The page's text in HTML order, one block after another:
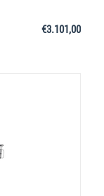
€3.101,00